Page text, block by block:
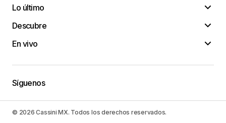
Lo último
Descubre
En vivo
Síguenos
© 2026 Cassini MX. Todos los derechos reservados.